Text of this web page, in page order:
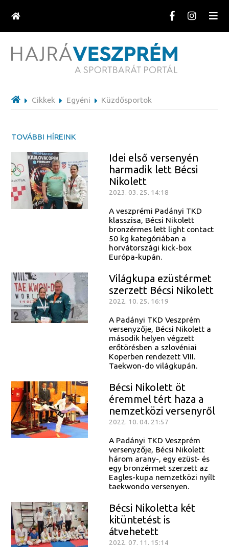
Cikkek Egyéni Küzdősportok
TOVÁBBI HÍREINK
Idei első versenyén
harmadik lett Bécsi
Nikolett
2023. 03. 25. 14:18
A veszprémi Padányi TKD
klasszisa, Bécsi Nikolett
bronzérmes lett light contact
50 kg kategóriában a
horvátországi kick-box
Európa-kupán.
Világkupa ezüstérmet
szerzett Bécsi Nikolett
2022. 10. 25. 16:19
A Padányi TKD Veszprém
versenyzője, Bécsi Nikolett a
második helyen végzett
erőtörésben a szlovéniai
Koperben rendezett VIII.
Taekwon-do világkupán.
Bécsi Nikolett öt
éremmel tért haza a
nemzetközi versenyről
2022. 10. 04. 21:57
A Padányi TKD Veszprém
versenyzője, Bécsi Nikolett
három arany-, egy ezüst- és
egy bronzérmet szerzett az
Eagles-kupa nemzetközi nyílt
taekwondo versenyen.
Bécsi Nikoletta két
kitüntetést is
átvehetett
2022. 07. 11. 15:14